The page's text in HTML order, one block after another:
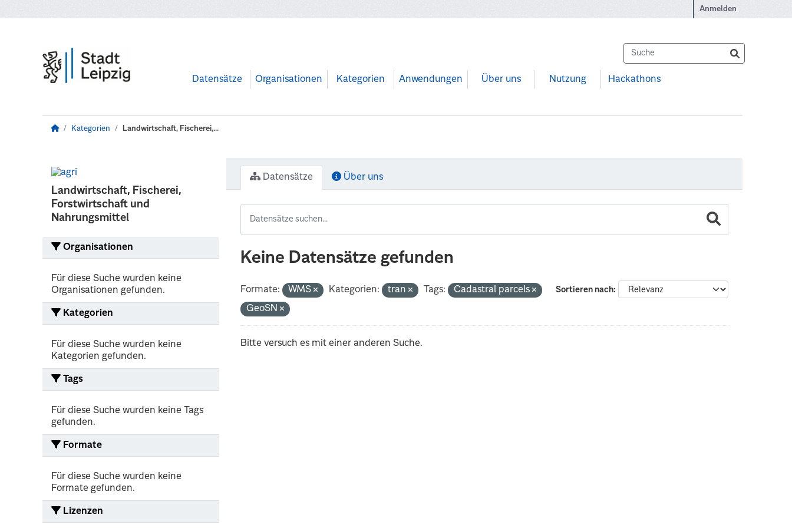
Anmelden
Datensätze Organisationen Kategorien Anwendungen Über uns Nutzung Hackathons
Kategorien Landwirtschaft, Fischerei,...
Landwirtschaft, Fischerei,
Forstwirtschaft und
Nahrungsmittel
Organisationen
Für diese Suche wurden keine
Organisationen gefunden.
Kategorien
Für diese Suche wurden keine
Kategorien gefunden.
Tags
Für diese Suche wurden keine Tags
gefunden.
Formate
Für diese Suche wurden keine
Formate gefunden.
Lizenzen
Datensätze Über uns
Keine Datensätze gefunden
Sortieren nach
Formate: WMS Kategorien: tran Tags:
Cadastral parcels
GeoSN
Bitte versuch es mit einer anderen Suche.